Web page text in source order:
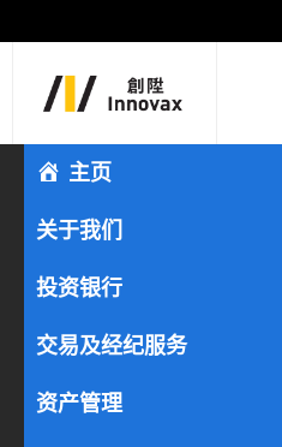
主页
关于我们
投资银行
交易及经纪服务
资产管理